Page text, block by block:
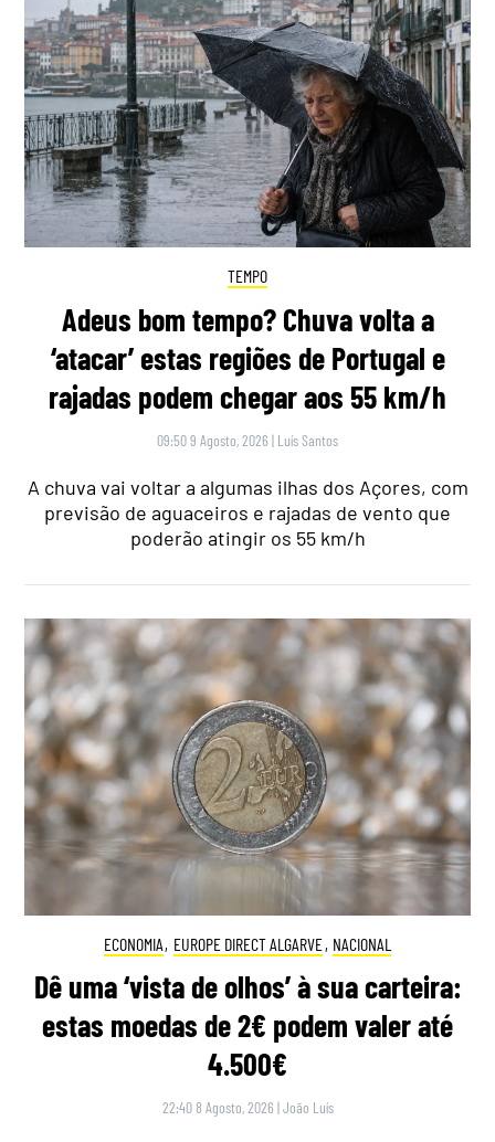
TEMPO
Adeus bom tempo? Chuva volta a
‘atacar’ estas regiões de Portugal e
rajadas podem chegar aos 55 km/h
09:50 9 Agosto, 2026 | Luís Santos
A chuva vai voltar a algumas ilhas dos Açores, com
previsão de aguaceiros e rajadas de vento que
poderão atingir os 55 km/h
ECONOMIA, EUROPE DIRECT ALGARVE, NACIONAL
Dê uma ‘vista de olhos’ à sua carteira:
estas moedas de 2€ podem valer até
4.500€
22:40 8 Agosto, 2026 |João Luís